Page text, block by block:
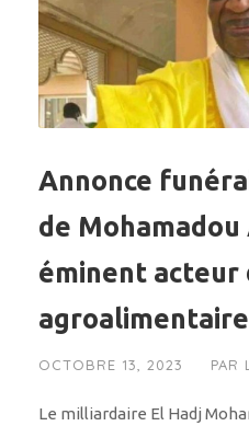
Annonce
de Mohamadou
éminent acteur
OCTOBRE 13, 2023 PAR
Le milliardaire El Hadj